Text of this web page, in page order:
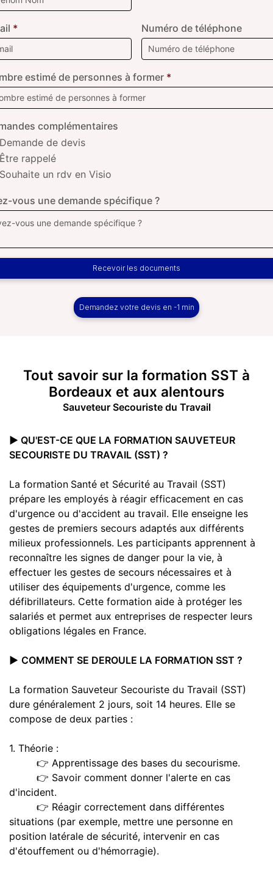
* Numéro de téléphone
estimé de personnes à former *
complémentaires
Demande de devis
Être rappelé
Souhaite un rdv en Visio
vous une demande spécifique ?
Recevoir les documents
Demandez votre devis en -1 min
Tout savoir sur la formation SST à
Bordeaux et aux alentours
Sauveteur Secouriste du Travail
▶️ QU'EST-CE QUE LA FORMATION SAUVETEUR
SECOURISTE DU TRAVAIL (SST) ?
La formation Santé et Sécurité au Travail (SST)
prépare les employés à réagir efficacement en cas
d'urgence ou d'accident au travail. Elle enseigne les
gestes de premiers secours adaptés aux différents
milieux professionnels. Les participants apprennent à
reconnaître les signes de danger pour la vie, à
effectuer les gestes de secours nécessaires et à
utiliser des équipements d'urgence, comme les
défibrillateurs. Cette formation aide à protéger les
salariés et permet aux entreprises de respecter leurs
obligations légales en France.
▶️ COMMENT SE DEROULE LA FORMATION SST ?
La formation Sauveteur Secouriste du Travail (SST)
dure généralement 2 jours, soit 14 heures. Elle se
compose de deux parties :
1. Théorie :
👉 Apprentissage des bases du secourisme.
👉 Savoir comment donner l'alerte en cas
d'incident.
👉 Réagir correctement dans différentes
situations (par exemple, mettre une personne en
position latérale de sécurité, intervenir en cas
d'étouffement ou d'hémorragie).